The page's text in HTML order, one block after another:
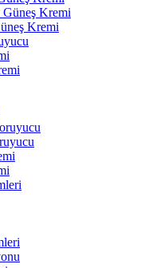
Kremi
Kremi